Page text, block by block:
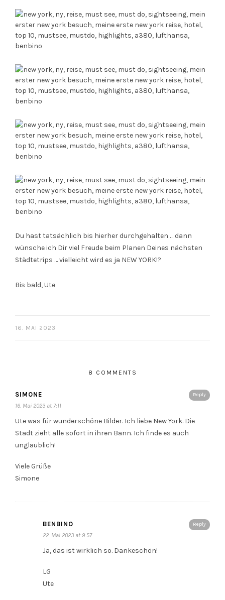
Du hast tatsächlich bis hierher durchgehalten … dann
wünsche ich Dir viel Freude beim Planen Deines nächsten
Städtetrips … vielleicht wird es ja NEW YORK!?
Bis bald, Ute
16. MAI 2023
8 COMMENTS
Reply
SIMONE
16. Mai 2023 at 7:11
Ute was für wunderschöne Bilder. Ich liebe New York. Die
Stadt zieht alle sofort in ihren Bann. Ich finde es auch
unglaublich!
Viele Grüße
Simone
Reply
BENBINO
22. Mai 2023 at 9:57
Ja, das ist wirklich so. Dankeschön!
LG
Ute